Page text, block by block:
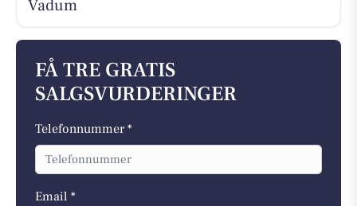
Vadum
FÅ TRE GRATIS
SALGSVURDERINGER
Telefonnummer *
Email *